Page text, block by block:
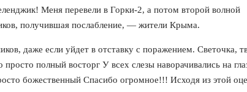
Меня перевели в Горки-2, а потом второй волной
получившая послабление, — жители Крыма.
даже если уйдет в отставку с поражением. Светочка,
полный восторг У всех слезы наворачивались на
божественный Спасибо огромное!!! Исходя из этой